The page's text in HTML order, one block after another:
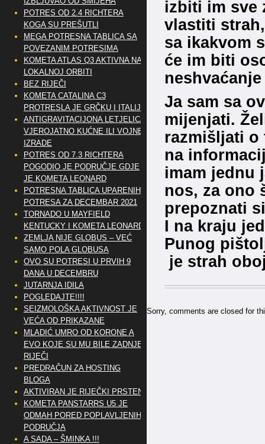
izbiti im sve
vlastiti
sa ikakvom
će im biti
Ja sam sa
mijenjati.
razmišljati o
na
imam jednu
nos, za ono
prepoznati
I na kraju
Punog
je strah
Sorry, comments are closed for
POTRES OD 2.4 RICHTERA
KOGA SU PREŠUTLI
MEGA POTRESNA TABLICA SA
POVEZANIM POTRESIMA
KOMETA ATLAS Q3 AKTIVNA NA
LOKALNOJ ORBITI
BEZ RIJEČI
KOMETA CATALINA C3
PROTRESLA JE GRČKU I ITALIJU
ANTIGRAVITACIJONA LETJELICA
VJEROJATNO KUĆNE ILI VOJNE
IZRADE
POTRES OD 7.3 RICHTERA
POGODIO JE PODRUČJE GDJE
JE KOMETA LEONARD
POTRESNA TABLICA UPARENIH
POTRESA ZA DECEMBAR 2021
TORNADO U MAYFIELD
KENTUCKY I KOMETA LEONARD
ZEMLJA NIJE GLOBUS – VEĆ
SAMO POLA GLOBUSA
OVO SU POTRESI U PRVIH 9
DANA U DECEMBRU
JUTARNJA IDILA
POGLEDAJTE!!!!
SEIZMOLOŠKA AKTIVNOST JE
VEĆA OD PRIKAZANE
MLADIĆ UMRO OD KORONE A
EVO KOJE SU MU BILE ZADNJE
RIJEČI
PREDRAČUN ZA HOSTING
BLOGA
AKTIVIRAN JE RIJEČKI PRSTEN
KOMETA PANSTARRS U5 JE
ODMAH PORED POPLAVLJENIH
PODRUČJA
A SADA – ŠMINKA !!!